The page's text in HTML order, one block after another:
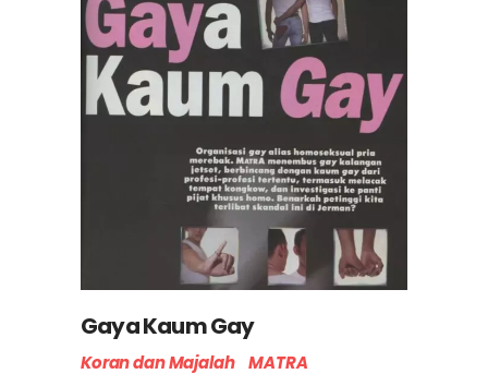
Gaya Kaum Gay
Koran dan Majalah MATRA